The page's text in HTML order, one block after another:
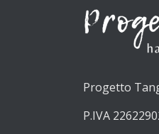
Progetto
P.IVA